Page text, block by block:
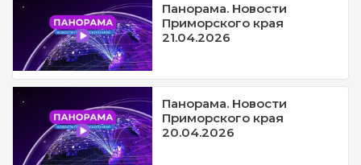
Панорама. Новости
Приморского края
21.04.2026
Панорама. Новости
Приморского края
20.04.2026